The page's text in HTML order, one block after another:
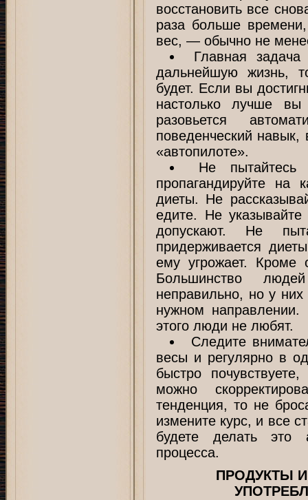
восстановить все
раза больше
вес, — обычно не
Главная
дальнейшую жизнь,
будет. Если вы
настолько лучше
разовьется
поведенческий
«автопилоте».
Не
пропагандируйте
диеты. Не
едите. Не
допускают. Не
придерживается
ему угрожает. Кроме
Большинство
неправильно, но у
нужном
этого люди не любят.
Следите
весы и регулярно в
быстро
можно
тенденция, то не
измените курс, и все
будете делать это
процесса.
ПРОДУКТЫ